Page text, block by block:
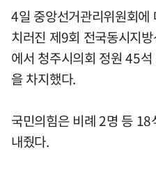
4일 중앙선거관리위원회에
치러진 제9회 전국동시지
에서 청주시의회 정원 45
을 차지했다.
국민의힘은 비례 2명 등
내줬다.